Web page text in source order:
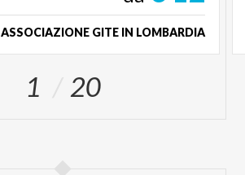
ASSOCIAZIONE GITE IN LOMBARDIA
1 20